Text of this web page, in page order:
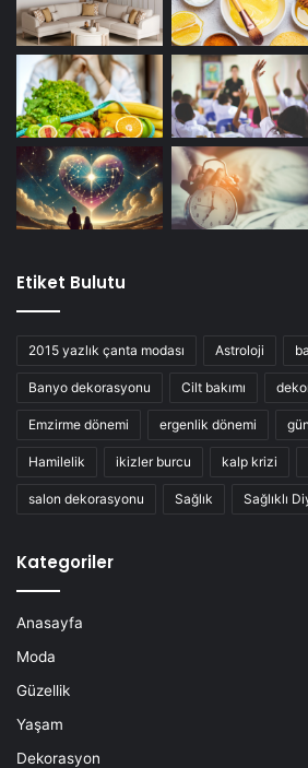
Etiket Bulutu
2015 yazlık çanta modası Astroloji
Banyo dekorasyonu Cilt bakımı
Emzirme dönemi ergenlik dönemi
Hamilelik ikizler burcu kalp krizi
salon dekorasyonu Sağlık Sağlıklı
Kategoriler
Anasayfa
Moda
Güzellik
Yaşam
Dekorasyon